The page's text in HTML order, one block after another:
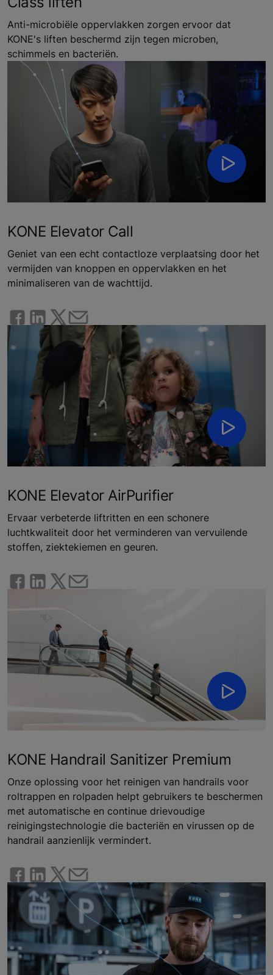
Anti-microbiële oppervlakken zorgen ervoor dat
KONE's liften beschermd zijn tegen microben,
schimmels en bacteriën.
KONE Elevator Call
Geniet van een echt contactloze verplaatsing door het
vermijden van knoppen en oppervlakken en het
minimaliseren van de wachttijd.
KONE Elevator AirPurifier
Ervaar verbeterde liftritten en een schonere
luchtkwaliteit door het verminderen van vervuilende
stoffen, ziektekiemen en geuren.
KONE Handrail Sanitizer Premium
Onze oplossing voor het reinigen van handrails voor
roltrappen en rolpaden helpt gebruikers te beschermen
met automatische en continue drievoudige
reinigingstechnologie die bacteriën en virussen op de
handrail aanzienlijk vermindert.